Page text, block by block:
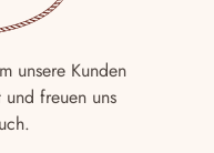
unsere Kunden
freuen uns